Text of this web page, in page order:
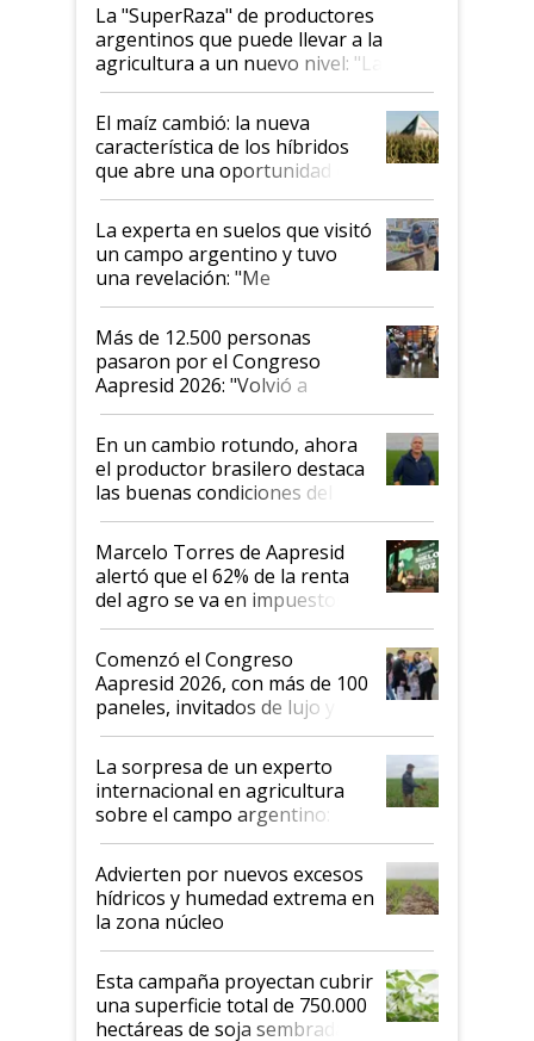
La "SuperRaza" de productores
argentinos que puede llevar a la
agricultura a un nuevo nivel: "Las
posibilidades de crecimiento son
infinitas"
El maíz cambió: la nueva
característica de los híbridos
que abre una oportunidad en
el lote
La experta en suelos que visitó
un campo argentino y tuvo
una revelación: "Me
impresionó mucho"
Más de 12.500 personas
pasaron por el Congreso
Aapresid 2026: "Volvió a
demostrar que hablar del
suelo es hablar de todo el
sistema productivo"
En un cambio rotundo, ahora
el productor brasilero destaca
las buenas condiciones del
agro argentino para invertir:
"Los veo más motivados"
Marcelo Torres de Aapresid
alertó que el 62% de la renta
del agro se va en impuestos:
"No es bueno que en
Argentina se sigan discutiendo
las mismas cosas de hace 50
años"
Comenzó el Congreso
Aapresid 2026, con más de 100
paneles, invitados de lujo y
todas las tendencias
La sorpresa de un experto
internacional en agricultura
sobre el campo argentino:
"Estoy muy impresionado"
Advierten por nuevos excesos
hídricos y humedad extrema en
la zona núcleo
Esta campaña proyectan cubrir
una superficie total de 750.000
hectáreas de soja sembradas